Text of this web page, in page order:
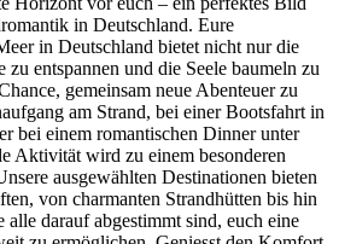
in Deutschland. Eure
in Deutschland bietet nicht nur die
entspannen und die Seele baumeln zu
gemeinsam neue Abenteuer zu
am Strand, bei einer Bootsfahrt in
bei einem romantischen Dinner unter
Aktivität wird zu einem besonderen
ausgewählten Destinationen bieten
von charmanten Strandhütten bis hin
alle darauf abgestimmt sind, euch eine